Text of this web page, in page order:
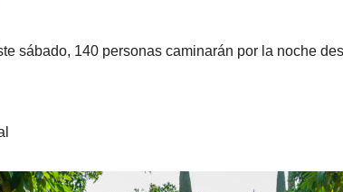
sábado, 140 personas caminarán por la noche